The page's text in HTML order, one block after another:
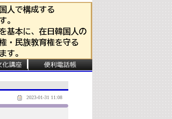
2023-01-31 11:08